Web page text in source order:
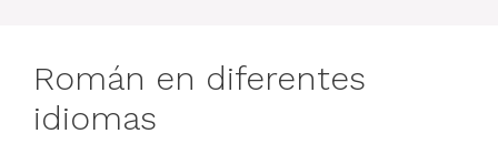
Román en diferentes
idiomas